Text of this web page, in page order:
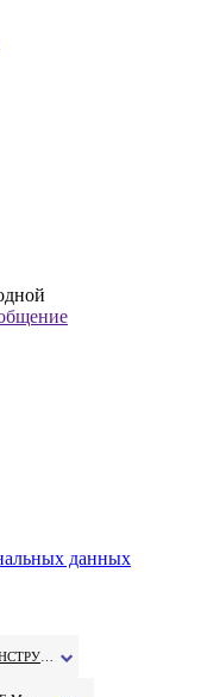
данных